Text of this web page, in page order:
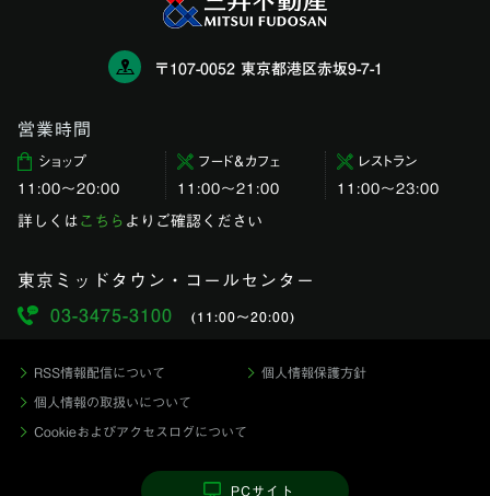
〒107-0052 東京都港区赤坂9-7-1
営業時間
ショップ
11:00〜20:00
フード＆カフェ
11:00～21:00
レストラン
11:00〜23:00
詳しくは こちら よりご確認ください
東京ミッドタウン・コールセンター
03-3475-3100
(11:00〜20:00)
RSS情報配信について 個人情報保護方針
個人情報の取扱いについて
Cookieおよびアクセスログについて
PCサイト